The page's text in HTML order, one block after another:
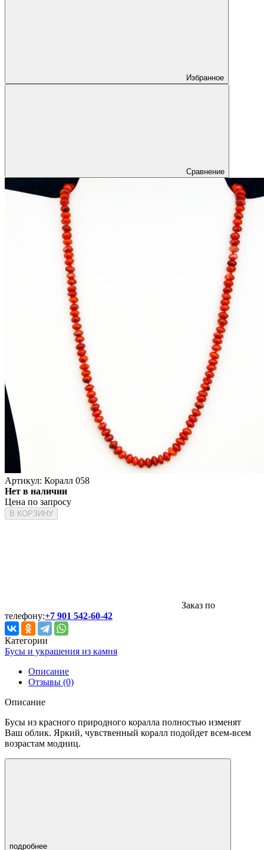
Избранное
Сравнение
Артикул: Коралл 058
Нет в наличии
Цена по запросу
В КОРЗИНУ
Заказ по
телефону:+7 901 542-60-42
Категории
Бусы и украшения из камня
Описание
Отзывы (0)
Описание
Бусы из красного природного коралла полностью изменят
Ваш облик. Яркий, чувственный коралл подойдет всем-всем
возрастам модниц.
подробнее